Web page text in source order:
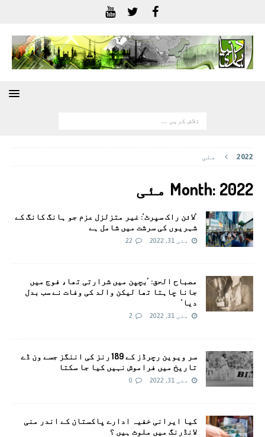
2022 مئی
Month: 2022 مئی
’لائن راک سپرٹ‘: غیر متزلزل عزم جو ہانگ کانگ کے
شہریوں کی سرشت میں شامل ہے
مئی 31, 2022 22
مصباح الحق: ’بچپن میں شرارتی تھا، فوج میں
جانا چاہتا تھا لیکن والد کی وفات نے سب بدل
دیا‘
مئی 31, 2022 2
سر ویوین رچرڈز کے 189 رنز کی اننگز جسے ون ڈے
تاریخ میں فراموش نہیں کیا جا سکتا
مئی 31, 2022 0
کيا ایرانی خفيہ ادارے پاکستان کے اندر منی
لانڈرنگ ميں ملوث ہيں ؟